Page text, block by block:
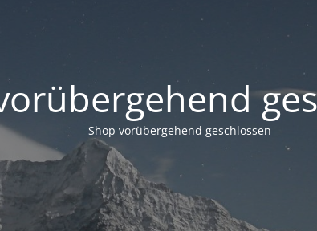
Shop vorübergehend geschlossen